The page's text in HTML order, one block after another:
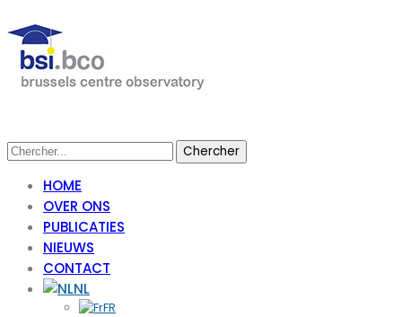
HOME
OVER ONS
PUBLICATIES
NIEUWS
CONTACT
NL
FR